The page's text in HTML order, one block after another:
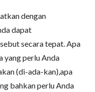
dengan
dapat
secara tepat. Apa
yang perlu Anda
(di-ada-kan),apa
bahkan perlu Anda